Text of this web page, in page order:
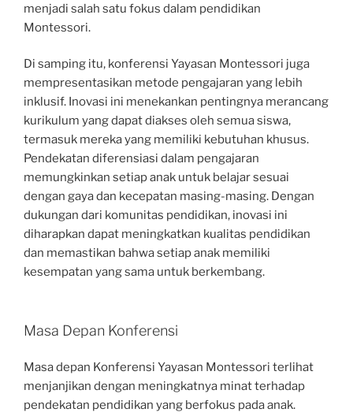
menjadi salah satu fokus dalam pendidikan
Montessori.
Di samping itu, konferensi Yayasan Montessori juga
mempresentasikan metode pengajaran yang lebih
inklusif. Inovasi ini menekankan pentingnya merancang
kurikulum yang dapat diakses oleh semua siswa,
termasuk mereka yang memiliki kebutuhan khusus.
Pendekatan diferensiasi dalam pengajaran
memungkinkan setiap anak untuk belajar sesuai
dengan gaya dan kecepatan masing-masing. Dengan
dukungan dari komunitas pendidikan, inovasi ini
diharapkan dapat meningkatkan kualitas pendidikan
dan memastikan bahwa setiap anak memiliki
kesempatan yang sama untuk berkembang.
Masa Depan Konferensi
Masa depan Konferensi Yayasan Montessori terlihat
menjanjikan dengan meningkatnya minat terhadap
pendekatan pendidikan yang berfokus pada anak.